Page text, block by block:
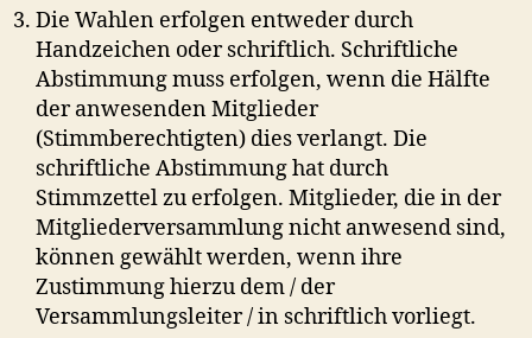
Die Wahlen erfolgen entweder durch
Handzeichen oder schriftlich. Schriftliche
Abstimmung muss erfolgen, wenn die Hälfte
der anwesenden Mitglieder
(Stimmberechtigten) dies verlangt. Die
schriftliche Abstimmung hat durch
Stimmzettel zu erfolgen. Mitglieder, die in der
Mitgliederversammlung nicht anwesend sind,
können gewählt werden, wenn ihre
Zustimmung hierzu dem / der
Versammlungsleiter / in schriftlich vorliegt.